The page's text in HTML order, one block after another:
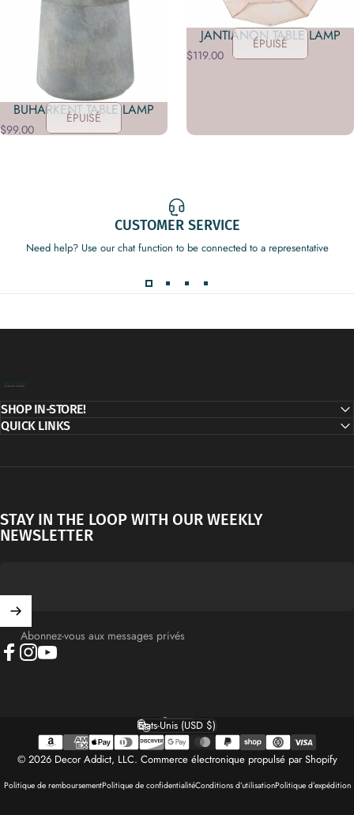
ÉPUISÉ
BUHARKENT TABLE LAMP
$99.00
ÉPUISÉ
JANTIANON TABLE LAMP
$119.00
CUSTOMER SERVICE
Need help? Use our chat function to be connected to a representative
SHOP IN-STORE!
QUICK LINKS
STAY IN THE LOOP WITH OUR WEEKLY
NEWSLETTER
Abonnez-vous aux messages privés
© 2026 Decor Addict, LLC. Commerce électronique propulsé par Shopify
Politique de remboursementPolitique de confidentialitéConditions d’utilisationPolitique d’expédition
Langue
Pays/région
États-Unis (USD $)